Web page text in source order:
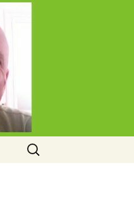
Rechercher :